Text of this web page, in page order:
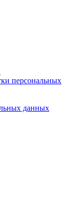
персональных
данных